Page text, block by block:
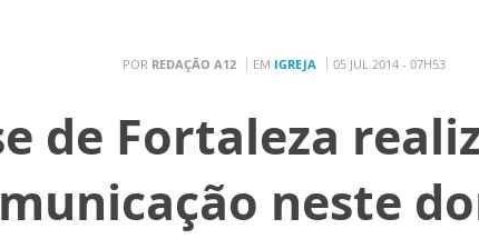
POR REDAÇÃO A12 EM IGREJA 05 JUL 2014 - 07H53
de Fortaleza
neste